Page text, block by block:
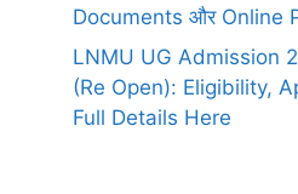
Documents और Online
LNMU UG Admission
(Re Open): Eligibility,
Full Details Here